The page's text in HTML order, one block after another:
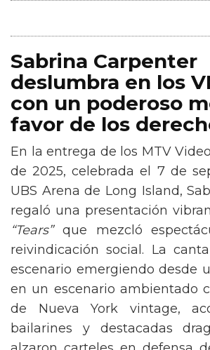
Sabrina Carpenter
deslumbra en los
con un poderoso
favor de los
En la entrega de los MTV
de 2025, celebrada el 7 de
UBS Arena de Long Island,
regaló una presentación
“Tears”que mezcló
reivindicación social. La
escenario emergiendo desde
en un escenario ambientado
de Nueva York vintage,
bailarines y destacadas